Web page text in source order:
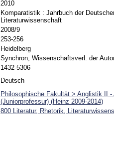
2010
Komparatistik : Jahrbuch der
Literaturwissenschaft
2008/9
253-256
Heidelberg
Synchron, Wissenschaftsverl. der
1432-5306
Deutsch
Philosophische Fakultät > Anglistik II
(Juniorprofessur) (Heinz 2009-2014)
800 Literatur, Rhetorik,